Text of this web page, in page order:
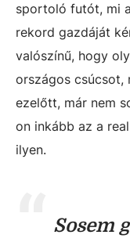
sportoló futót, mi
rekord gazdáját
valószínű, hogy
országos
ezelőtt, már nem
on inkább az a
ilyen.
Sosem